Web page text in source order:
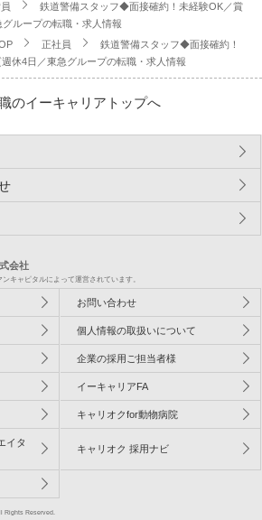
鉄道警備スタッフ◆面接確約！未経験OK／賞
ループの転職・求人情報
正社員
鉄道警備スタッフ◆面接確約！
休4日／東急グループの転職・求人情報
のイーキャリアトップへ
会社
キャピタルによって運営されています。
お問い合わせ
個人情報の取扱いについて
企業の採用ご担当者様
イーキャリアFA
キャリオクfor動物病院
イタ
キャリオク 採用ナビ
Rights Reserved.